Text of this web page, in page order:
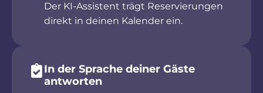
Der KI-Assistent trägt Reservierungen
direkt in deinen Kalender ein.
In der Sprache deiner Gäste
antworten